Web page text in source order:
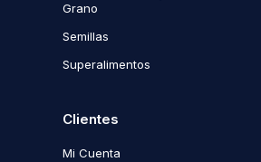
Grano
Semillas
Superalimentos
Clientes
Mi Cuenta